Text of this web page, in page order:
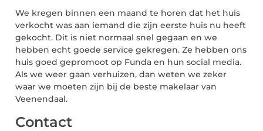
We kregen binnen een maand te horen dat het huis
verkocht was aan iemand die zijn eerste huis nu heeft
gekocht. Dit is niet normaal snel gegaan en we
hebben echt goede service gekregen. Ze hebben ons
huis goed gepromoot op Funda en hun social media.
Als we weer gaan verhuizen, dan weten we zeker
waar we moeten zijn bij de beste makelaar van
Veenendaal.
Contact